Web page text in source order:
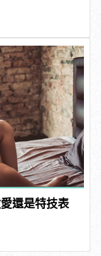
還是特技表